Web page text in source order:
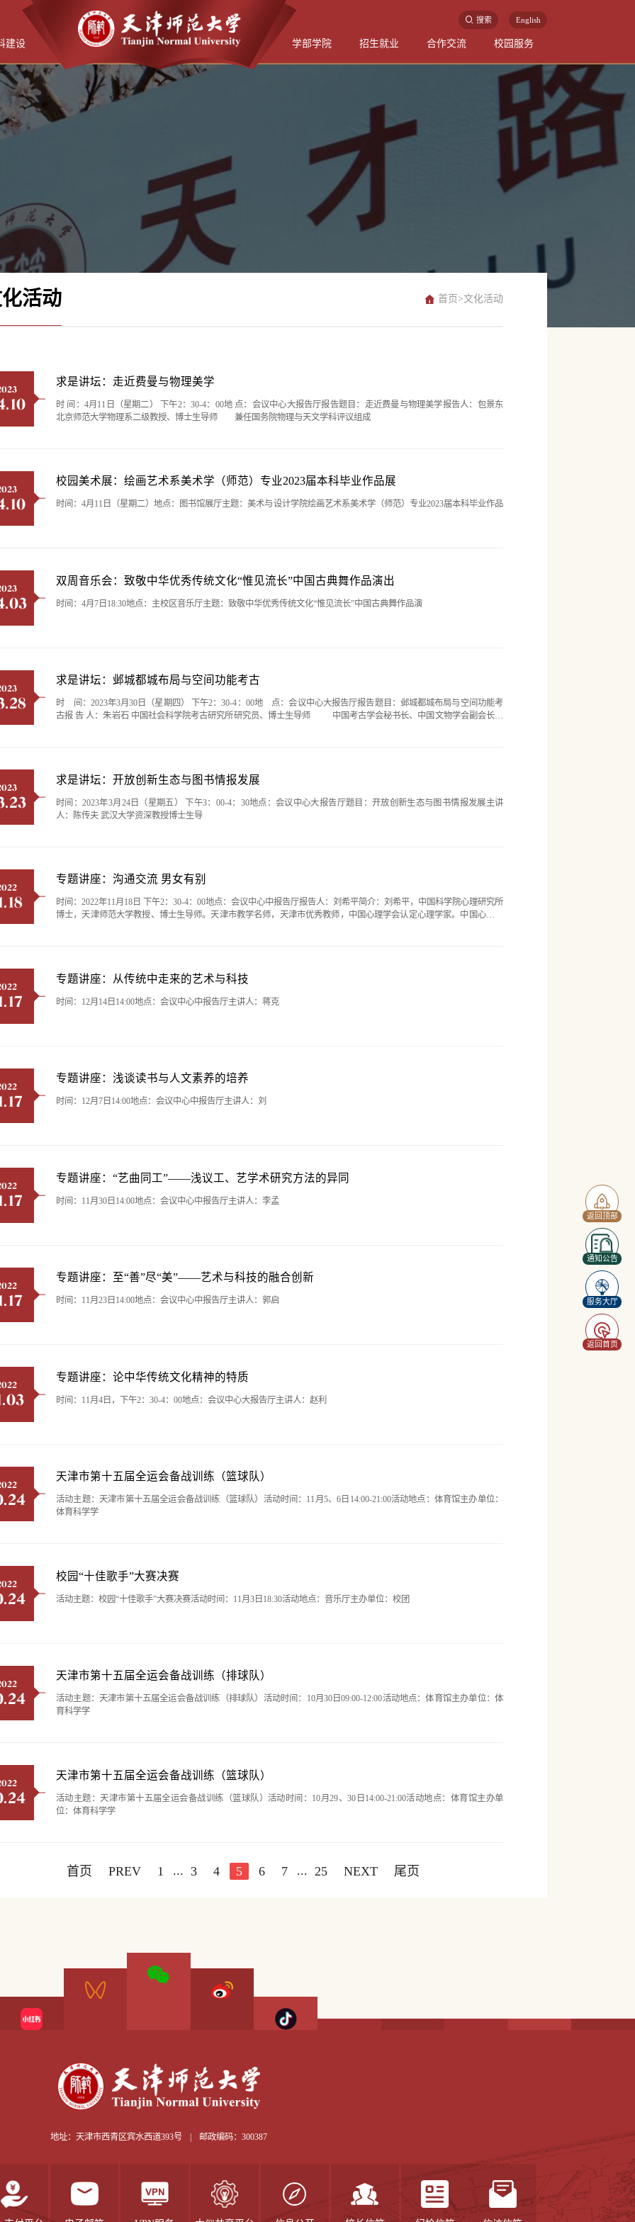
搜索 English
建设 学部学院 招生就业 合作交流 校园服务
返回顶部
通知公告
服务大厅
返回首页
活动 首页 >文化活动
求是讲坛：走近费曼与物理美学
时 间：4月11日（星期二） 下午2：30-4：00地 点：会议中心大报告厅报告题目：走近费曼与物理美学报告人：包景东
北京师范大学物理系二级教授、博士生导师 兼任国务院物理与天文学科评议组成
校园美术展：绘画艺术系美术学（师范）专业2023届本科毕业作品展
时间：4月11日（星期二）地点：图书馆展厅主题：美术与设计学院绘画艺术系美术学（师范）专业2023届本科毕业作品
双周音乐会：致敬中华优秀传统文化“惟见流长”中国古典舞作品演出
时间：4月7日18:30地点：主校区音乐厅主题：致敬中华优秀传统文化“惟见流长”中国古典舞作品演
求是讲坛：邺城都城布局与空间功能考古
时 间：2023年3月30日（星期四） 下午2：30-4：00地 点：会议中心大报告厅报告题目：邺城都城布局与空间功能考
古报 告 人：朱岩石 中国社会科学院考古研究所研究员、博士生导师 中国考古学会秘书长、中国文物学会副会长、
求是讲坛：开放创新生态与图书情报发展
时间：2023年3月24日（星期五） 下午3：00-4：30地点：会议中心大报告厅题目：开放创新生态与图书情报发展主讲
人：陈传夫 武汉大学资深教授博士生导
专题讲座：沟通交流 男女有别
时间：2022年11月18日 下午2：30-4：00地点：会议中心中报告厅报告人：刘希平简介：刘希平，中国科学院心理研究所
博士，天津师范大学教授、博士生导师。天津市教学名师，天津市优秀教师，中国心理学会认定心理学家。中国心理学
专题讲座：从传统中走来的艺术与科技
时间：12月14日14:00地点：会议中心中报告厅主讲人：蒋克
专题讲座：浅谈读书与人文素养的培养
时间：12月7日14:00地点：会议中心中报告厅主讲人：刘
专题讲座：“艺曲同工”——浅议工、艺学术研究方法的异同
时间：11月30日14:00地点：会议中心中报告厅主讲人：李孟
专题讲座：至“善”尽“美”——艺术与科技的融合创新
时间：11月23日14:00地点：会议中心中报告厅主讲人：郭启
专题讲座：论中华传统文化精神的特质
时间：11月4日，下午2：30-4：00地点：会议中心大报告厅主讲人：赵利
天津市第十五届全运会备战训练（篮球队）
活动主题：天津市第十五届全运会备战训练（篮球队）活动时间：11月5、6日14:00-21:00活动地点：体育馆主办单位：
体育科学学
校园“十佳歌手”大赛决赛
活动主题：校园“十佳歌手”大赛决赛活动时间：11月3日18:30活动地点：音乐厅主办单位：校团
天津市第十五届全运会备战训练（排球队）
活动主题：天津市第十五届全运会备战训练（排球队）活动时间：10月30日09:00-12:00活动地点：体育馆主办单位：体
育科学学
天津市第十五届全运会备战训练（篮球队）
活动主题：天津市第十五届全运会备战训练（篮球队）活动时间：10月29、30日14:00-21:00活动地点：体育馆主办单
位：体育科学学
首页 PREV 1 ... 3 4 5 6 7 ... 25 NEXT 尾页
地址：天津市西青区宾水西道393号 | 邮政编码：300387